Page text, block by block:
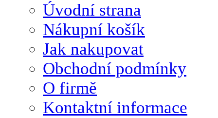
Úvodní strana
Nákupní košík
Jak nakupovat
Obchodní podmínky
O firmě
Kontaktní informace